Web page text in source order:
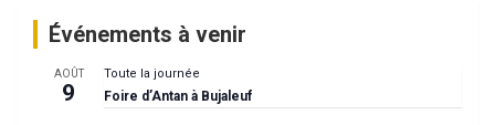
Événements à venir
AOÛT
9
Toute la journée
Foire d’Antan à Bujaleuf